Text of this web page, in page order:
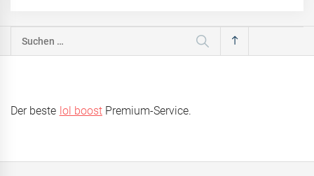
Suchen
nach:
Der beste lol boostPremium-Service.